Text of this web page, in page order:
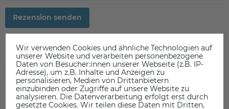
Rezension senden
ZUBEHÖR
Wir verwenden Cookies und ähnliche Technologien auf
unserer Website und verarbeiten personenbezogene
Daten von Besucher:innen unserer Webseite (z.B. IP-
Adresse), um z.B. Inhalte und Anzeigen zu
personalisieren, Medien von Drittanbietern
einzubinden oder Zugriffe auf unsere Website zu
analysieren. Die Datenverarbeitung erfolgt erst durch
gesetzte Cookies. Wir teilen diese Daten mit Dritten,